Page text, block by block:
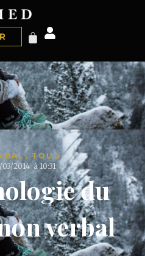
, TOUS
03/2014 à 10:31
du
verbal